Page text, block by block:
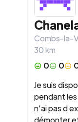
Combs-la-
30km
0
0
Je suis
pendant
n'ai pas d
démonter